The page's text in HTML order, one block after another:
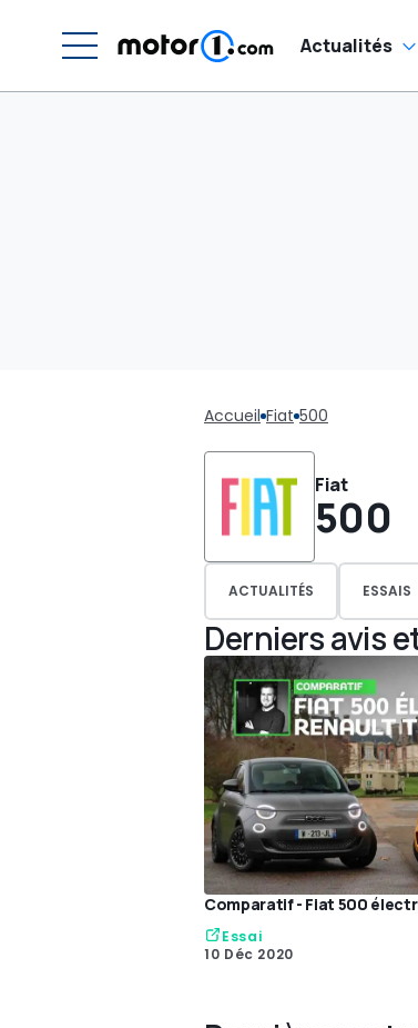
Actualités
Accueil Fiat 500
Fiat
500
ACTUALITÉS ESSAIS
Derniers avis
Comparatif - Fiat 500
Essai
10 Déc 2020